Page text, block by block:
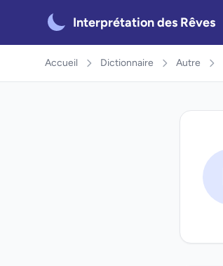
Interprétation des Rêves
Accueil Dictionnaire Autre